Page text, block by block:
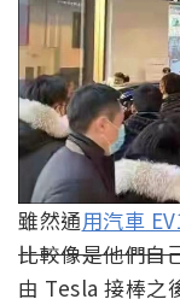
雖然通用汽車
比較像是他們自
由 Tesla 接棒之